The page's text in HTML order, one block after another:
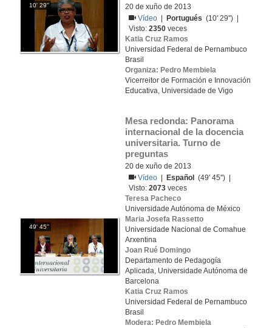
10' 29''
20 de xuño de 2013
Vídeo
Portugués (10' 29'') |
Visto:2350 veces
Katia Cruz Ramos
Universidad Federal de Pernambuco
Brasil
Organiza: Pedro Membiela
Vicerreitor de Formación e Innovación
Educativa, Universidade de Vigo
49' 45''
Mesa redonda: Panorama
internacional de la docencia
universitaria. Turno de
preguntas
20 de xuño de 2013
Vídeo
Español
(49' 45'') |
Visto:2073 veces
Teresa Pacheco
Universidade Autónoma de México
Maria Josefa Rassetto
Universidade Nacional de Comahue
Arxentina
Joan Rué Domingo
Departamento de Pedagogía
Aplicada, Universidade Autónoma de
Barcelona
Katia Cruz Ramos
Universidad Federal de Pernambuco
Brasil
Modera: Pedro Membiela